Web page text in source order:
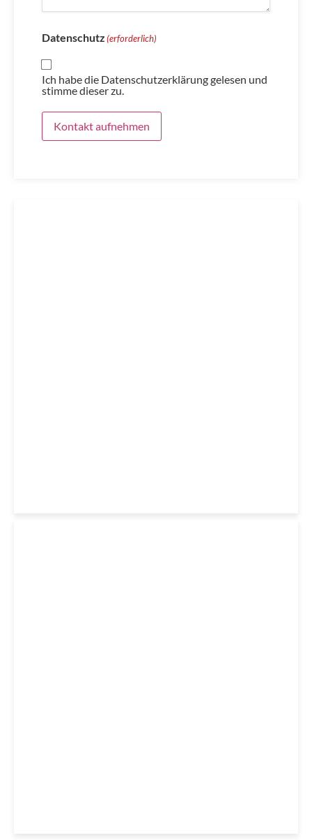
Datenschutz(erforderlich)
Ich habe die Datenschutzerklärung gelesen und
stimme dieser zu.
Kontakt aufnehmen